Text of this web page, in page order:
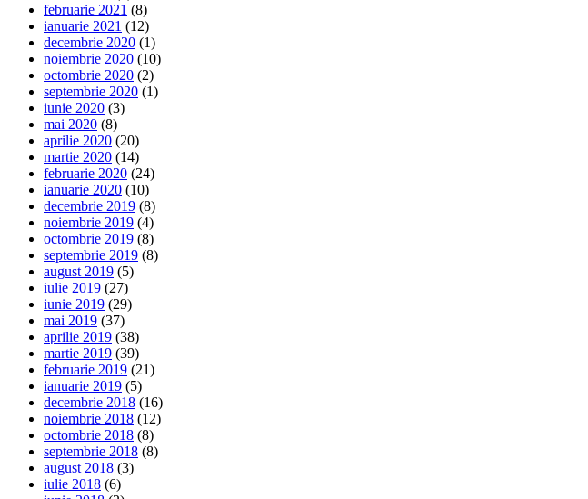
februarie 2021 (8)
ianuarie 2021 (12)
decembrie 2020 (1)
noiembrie 2020 (10)
octombrie 2020 (2)
septembrie 2020 (1)
iunie 2020 (3)
mai 2020 (8)
aprilie 2020 (20)
martie 2020 (14)
februarie 2020 (24)
ianuarie 2020 (10)
decembrie 2019 (8)
noiembrie 2019 (4)
octombrie 2019 (8)
septembrie 2019 (8)
august 2019 (5)
iulie 2019 (27)
iunie 2019 (29)
mai 2019 (37)
aprilie 2019 (38)
martie 2019 (39)
februarie 2019 (21)
ianuarie 2019 (5)
decembrie 2018 (16)
noiembrie 2018 (12)
octombrie 2018 (8)
septembrie 2018 (8)
august 2018 (3)
iulie 2018 (6)